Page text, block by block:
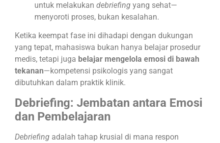
untuk melakukan debriefing yang sehat—
menyoroti proses, bukan kesalahan.
Ketika keempat fase ini dihadapi dengan dukungan
yang tepat, mahasiswa bukan hanya belajar prosedur
medis, tetapi juga belajar mengelola emosi di bawah
tekanan—kompetensi psikologis yang sangat
dibutuhkan dalam praktik klinik.
Debriefing: Jembatan antara Emosi
dan Pembelajaran
Debriefing adalah tahap krusial di mana respon